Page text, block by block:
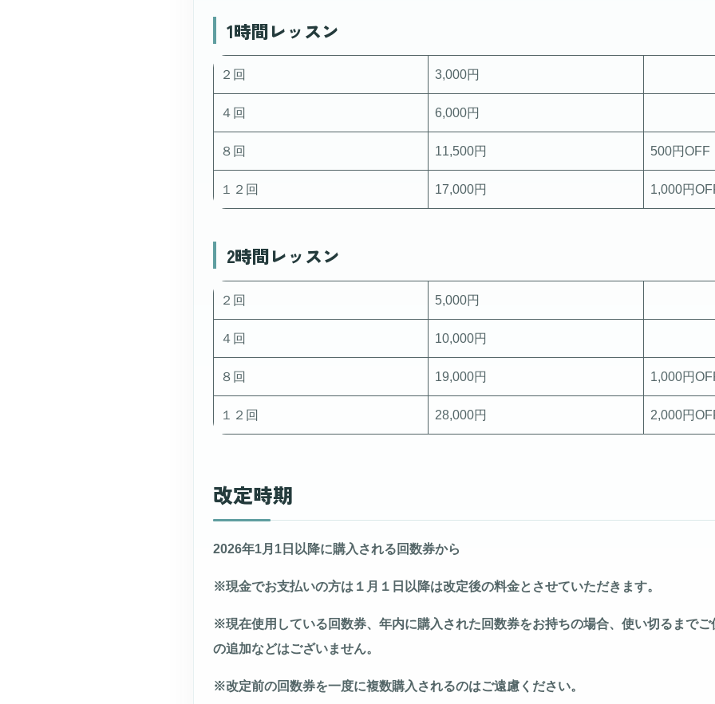
1時間レッスン
２回 3,000円
４回 6,000円
８回 11,500円 500円OFF
１２回 17,000円 1,000円
2時間レッスン
２回 5,000円
４回 10,000円
８回 19,000円 1,000円
１２回 28,000円 2,000円
改定時期
2026年1月1日以降に購入される回数券から
※現金でお支払いの方は１月１日以降は改定後の料金とさせていただきます。
※現在使用している回数券、年内に購入された回数券をお持ちの場合、使い切るまで
の追加などはございません。
※改定前の回数券を一度に複数購入されるのはご遠慮ください。